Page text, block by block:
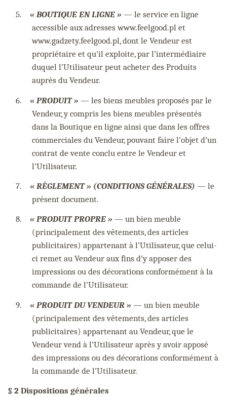
5. « BOUTIQUE EN LIGNE » — le service en ligne
accessible aux adresses www.feelgood.pl et
www.gadzety.feelgood.pl, dont le Vendeur est
propriétaire et qu’il exploite, par l’intermédiaire
duquel l’Utilisateur peut acheter des Produits
auprès du Vendeur.
6. « PRODUIT » — les biens meubles proposés par le
Vendeur, y compris les biens meubles présentés
dans la Boutique en ligne ainsi que dans les offres
commerciales du Vendeur, pouvant faire l’objet d’un
contrat de vente conclu entre le Vendeur et
l’Utilisateur.
7. « RÈGLEMENT » (CONDITIONS GÉNÉRALES) — le
présent document.
8. « PRODUIT PROPRE » — un bien meuble
(principalement des vêtements, des articles
publicitaires) appartenant à l’Utilisateur, que celui-
ci remet au Vendeur aux fins d’y apposer des
impressions ou des décorations conformément à la
commande de l’Utilisateur.
9. « PRODUIT DU VENDEUR » — un bien meuble
(principalement des vêtements, des articles
publicitaires) appartenant au Vendeur, que le
Vendeur vend à l’Utilisateur après y avoir apposé
des impressions ou des décorations conformément à
la commande de l’Utilisateur.
§ 2 Dispositions générales